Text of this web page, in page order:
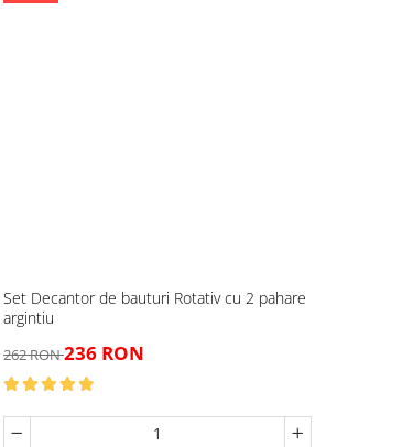
Set Decantor de bauturi Rotativ cu 2 pahare
argintiu
262 RON236 RON